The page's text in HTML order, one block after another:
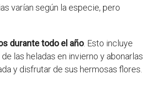
varían según la especie, pero
durante todo el año. Esto incluye
las heladas en invierno y abonarlas
y disfrutar de sus hermosas flores.